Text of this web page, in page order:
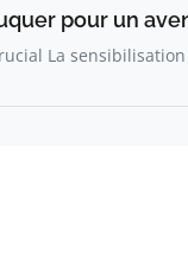
pour un
La